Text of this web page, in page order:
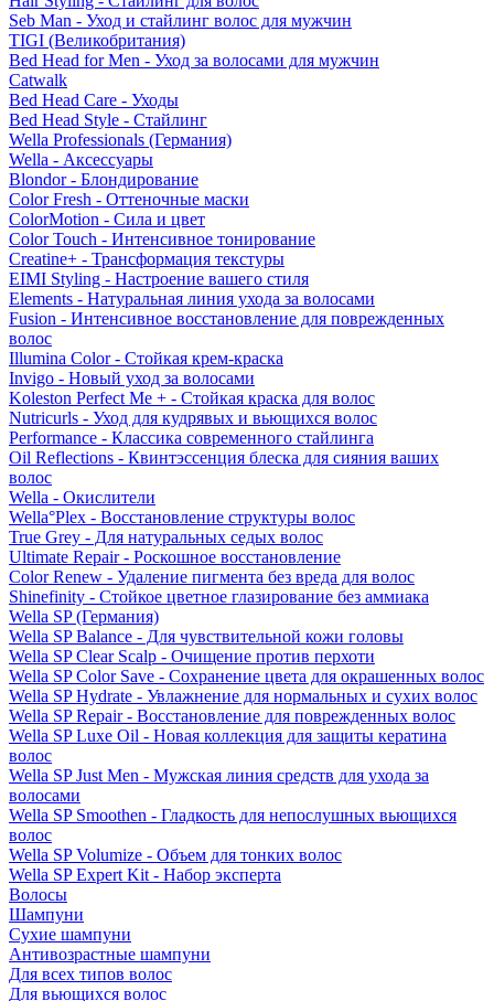
Seb Man - Уход и стайлинг волос для мужчин
TIGI (Великобритания)
Bed Head for Men - Уход за волосами для мужчин
Catwalk
Bed Head Care - Уходы
Bed Head Style - Стайлинг
Wella Professionals (Германия)
Wella - Аксессуары
Blondor - Блондирование
Color Fresh - Оттеночные маски
ColorMotion - Сила и цвет
Color Touch - Интенсивное тонирование
Creatine+ - Трансформация текстуры
EIMI Styling - Настроение вашего стиля
Elements - Натуральная линия ухода за волосами
Fusion - Интенсивное восстановление для поврежденных
волос
Illumina Color - Стойкая крем-краска
Invigo - Новый уход за волосами
Koleston Perfect Me + - Стойкая краска для волос
Nutricurls - Уход для кудрявых и вьющихся волос
Performance - Классика современного стайлинга
Oil Reflections - Квинтэссенция блеска для сияния ваших
волос
Wella - Окислители
Wella°Plex - Восстановление структуры волос
True Grey - Для натуральных седых волос
Ultimate Repair - Роскошное восстановление
Color Renew - Удаление пигмента без вреда для волос
Shinefinity - Стойкое цветное глазирование без аммиака
Wella SP (Германия)
Wella SP Balance - Для чувствительной кожи головы
Wella SP Clear Scalp - Очищение против перхоти
Wella SP Color Save - Сохранение цвета для окрашенных волос
Wella SP Hydrate - Увлажнение для нормальных и сухих волос
Wella SP Repair - Восстановление для поврежденных волос
Wella SP Luxe Oil - Новая коллекция для защиты кератина
волос
Wella SP Just Men - Мужская линия средств для ухода за
волосами
Wella SP Smoothen - Гладкость для непослушных вьющихся
волос
Wella SP Volumize - Объем для тонких волос
Wella SP Expert Kit - Набор эксперта
Волосы
Шампуни
Сухие шампуни
Антивозрастные шампуни
Для всех типов волос
Для вьющихся волос